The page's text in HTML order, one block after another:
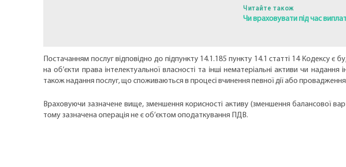
Читайте також
Чи враховувати під час
Постачанням послуг відповідно до підпункту 14.1.185 пункту 14.1 статті 14 Кодексу
на об’єкти права інтелектуальної власності та інші нематеріальні активи чи
також надання послуг, що споживаються в процесі вчинення певної дії або провадження
Враховуючи зазначене вище, зменшення корисності активу (зменшення балансової
тому зазначена операція не є об’єктом оподаткування ПДВ.